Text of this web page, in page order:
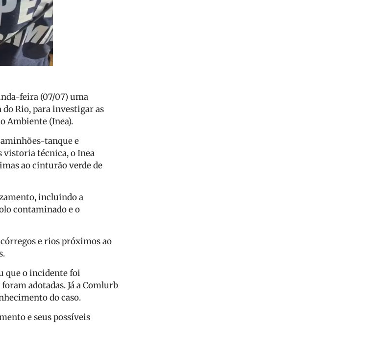
feira (07/07) uma
Rio, para investigar as
Ambiente (Inea).
tanque e
vistoria técnica, o Inea
ao cinturão verde de
incluindo a
contaminado e o
e rios próximos ao
que o incidente foi
adotadas. Já a Comlurb
do caso.
e seus possíveis